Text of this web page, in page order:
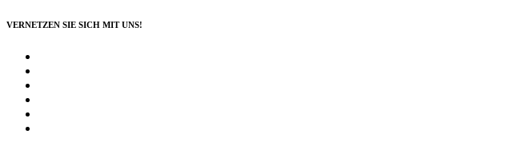
VERNETZEN SIE SICH MIT UNS!